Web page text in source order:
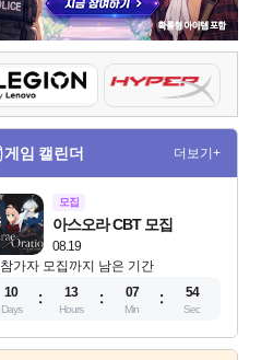
게임 캘린더 더보기+
모집
08.19
아스오라 CBT 모집
참가자 모집까지 남은 기간
10
Days
13
Hours
07
Min
53
Sec